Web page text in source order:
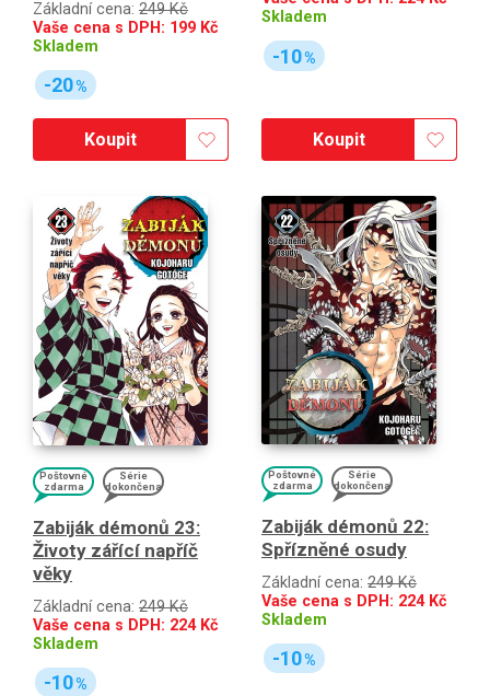
Základní cena: 249 Kč
Vaše cena s DPH: 199 Kč
Skladem
-20%
Koupit
Skladem
-10%
Koupit
Poštovné
zdarma
Série
dokončena
Zabiják démonů 23:
Životy zářící napříč
věky
Základní cena: 249 Kč
Vaše cena s DPH: 224Kč
Skladem
-10%
Poštovné
zdarma
Série
dokončena
Zabiják démonů 22:
Spřízněné osudy
Základní cena: 249 Kč
Vaše cena s DPH: 224Kč
Skladem
-10%